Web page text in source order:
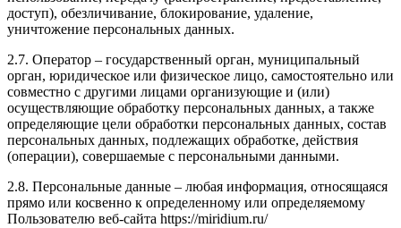
доступ), обезличивание, блокирование, удаление,
уничтожение персональных данных.
2.7. Оператор – государственный орган, муниципальный
орган, юридическое или физическое лицо, самостоятельно или
совместно с другими лицами организующие и (или)
осуществляющие обработку персональных данных, а также
определяющие цели обработки персональных данных, состав
персональных данных, подлежащих обработке, действия
(операции), совершаемые с персональными данными.
2.8. Персональные данные – любая информация, относящаяся
прямо или косвенно к определенному или определяемому
Пользователю веб-сайта https://miridium.ru/